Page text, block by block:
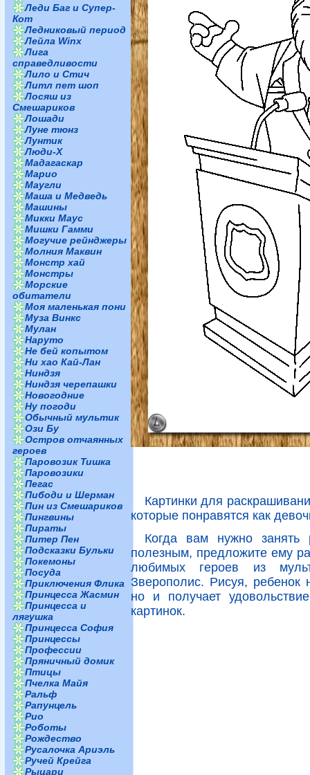
Леди Баг и Супер-
Кот
Ледниковый период
Лейла Winx
Лига
справедливости
Лило и Стич
Литл пет шоп
Лосяш из
Смешариков
Лошади
Луне тюнз
Лунтик
Люди-Х
Мадагаскар
Марио
Маугли
Маша и Медведь
Машины
Микки Маус
Мишки Гамми
Могучие рейнджеры
Молния Маквин
Монстр хай
Монстры
Морские
обитатели
Моя маленькая пони
Муза Винкс
Мулан
Наруто
Не бей копытом
Ни хао Кай-Лан
Ниндзя
Ниндзя черепашки
Новогодние
Ну погоди
Обычный мультик
Ози Бу
Остров отчаянных
героев
Паровозик Тишка
Паровозики
Пегас
Пибоди и Шерман
Пин из Смешариков
Пингвины
Пираты
Питер Пен
Подсказки Бульки
Покемоны
Посуда
Приключения Флика
Принцесса Жасмин
Принцесса и
лягушка
Принцесса София
Принцессы
Профессии
Пряничный домик
Птицы
Пчелка Майя
Ральф
Рапунцель
Рио
Роботы
Рождество
Русалочка Ариэль
Ручей Крейга
Рыцари
Картинки для
которые понравятся как
Когда вам нужно
полезным, предложите ему
любимых героев из
Зверополис. Рисуя, ребенок
но и получает
картинок.